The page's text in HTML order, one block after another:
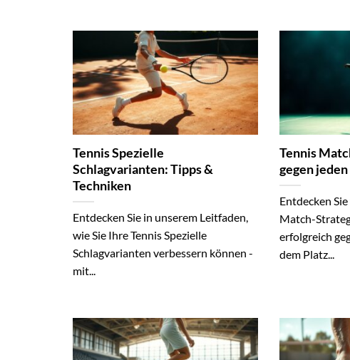
Tennis Spezielle
Schlagvarianten: Tipps &
Techniken
Entdecken Sie in unserem Leitfaden,
wie Sie Ihre Tennis Spezielle
Schlagvarianten verbessern können -
mit...
Tennis
gegen
Entdecken
Match-
erfolgreich
dem Platz...